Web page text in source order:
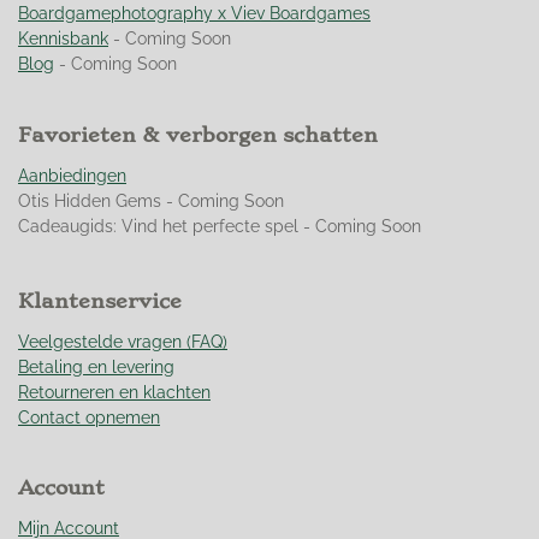
4
.
9
2
7
5
3
3
8
8
s
t
r
e
e
n
e
n
e
n
e
n
Boardgamephotography x Viev Boardgames
Kennisbank - Coming Soon
Blog - Coming Soon
Favorieten & verborgen schatten
Aanbiedingen
Otis Hidden Gems - Coming Soon
Cadeaugids: Vind het perfecte spel - Coming Soon
Klantenservice
Veelgestelde vragen (FAQ)
Betaling en levering
Retourneren en klachten
Contact opnemen
Account
Mijn Account